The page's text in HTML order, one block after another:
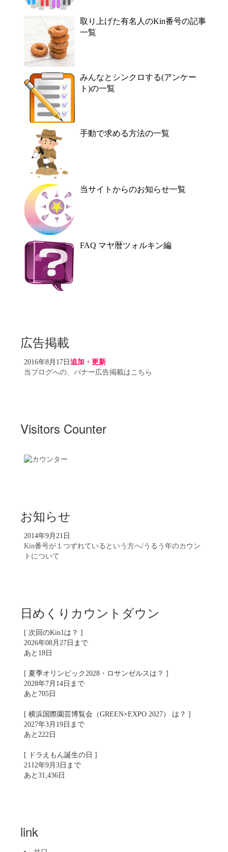
取り上げた有名人のKin番号の記事
一覧
みんなとシンクロする(アンケー
ト)の一覧
手動で求める方法の一覧
当サイトからのお知らせ一覧
FAQ マヤ暦ツォルキン編
広告掲載
2016年8月17日 追加・更新
当ブログへの、バナー広告掲載はこちら
Visitors Counter
お知らせ
2014年9月21日
Kin番号が１つずれているという方へ/うるう年のカウン
トについて
日めくりカウントダウン
[ 次回のKin1は？ ]
2026年08月27日まで
あと18日
[ 夏季オリンピック2028・ロサンゼルスは？ ]
2028年7月14日まで
あと705日
[ 横浜国際園芸博覧会（GREEN×EXPO 2027） は？ ]
2027年3月19日まで
あと222日
[ ドラえもん誕生の日 ]
2112年9月3日まで
あと31,436日
link